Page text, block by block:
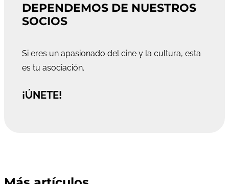
DEPENDEMOS DE NUESTROS
SOCIOS
Si eres un apasionado del cine y la cultura, esta
es tu asociación.
¡ÚNETE!